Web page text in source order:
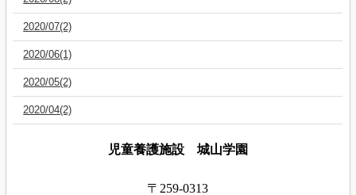
2020/07(2)
2020/06(1)
2020/05(2)
2020/04(2)
児童養護施設 城山学園
〒259-0313